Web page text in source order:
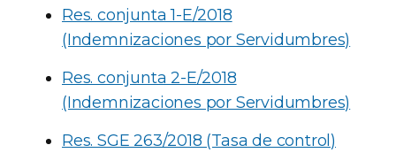
Res. conjunta 1-E/2018
(Indemnizaciones por Servidumbres)
Res. conjunta 2-E/2018
(Indemnizaciones por Servidumbres)
Res. SGE 263/2018 (Tasa de control)